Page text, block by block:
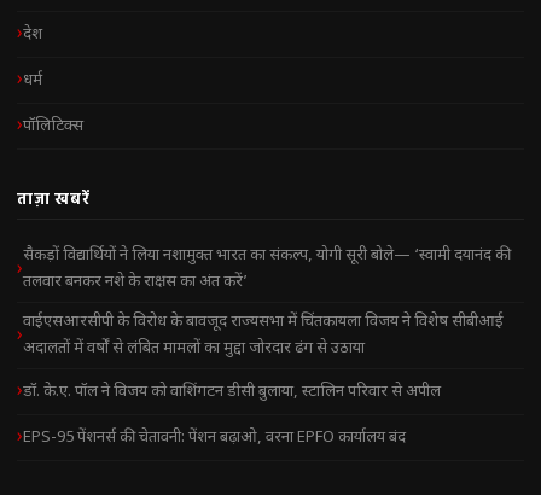
देश
धर्म
पॉलिटिक्स
ताज़ा खबरें
सैकड़ों विद्यार्थियों ने लिया नशामुक्त भारत का संकल्प, योगी सूरी बोले— ‘स्वामी दयानंद की
तलवार बनकर नशे के राक्षस का अंत करें’
वाईएसआरसीपी के विरोध के बावजूद राज्यसभा में चिंतकायला विजय ने विशेष सीबीआई
अदालतों में वर्षों से लंबित मामलों का मुद्दा जोरदार ढंग से उठाया
डॉ. के.ए. पॉल ने विजय को वाशिंगटन डीसी बुलाया, स्टालिन परिवार से अपील
EPS-95 पेंशनर्स की चेतावनी: पेंशन बढ़ाओ, वरना EPFO कार्यालय बंद